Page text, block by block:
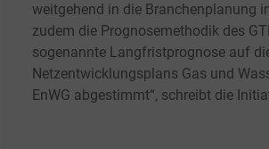
weitgehend in die Branchenplanung
zudem die Prognosemethodik des
sogenannte Langfristprognose auf
Netzentwicklungsplans Gas und
EnWG abgestimmt“, schreibt die